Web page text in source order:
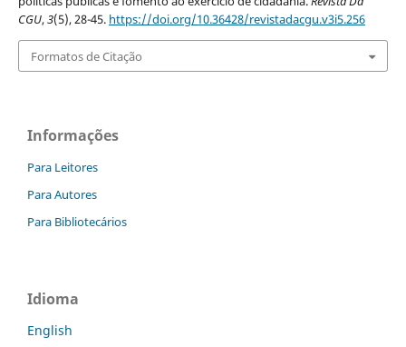
CGU,3(5), 28-45. https://doi.org/10.36428/revistadacgu.v3i5.256
Formatos de Citação
Informações
Para Leitores
Para Autores
Para Bibliotecários
Idioma
English